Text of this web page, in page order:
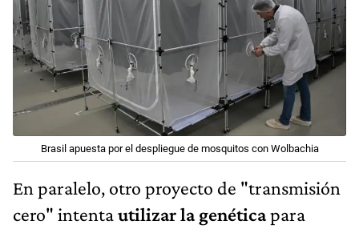
Brasil apuesta por el despliegue de mosquitos con Wolbachia
En paralelo, otro proyecto de "transmisión
cero" intentautilizar la genéticapara